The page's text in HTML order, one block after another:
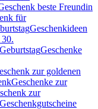
beste Freundin
für
Geschenkideen
Geschenke
zur goldenen
Geschenke zur
zur
Geschenkgutscheine